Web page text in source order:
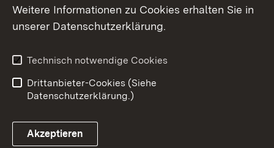
Erklärung zur
Benutzungshinweise
Weitere Informationen zu Cookies erhalten Sie in
unserer Datenschutzerklärung.
Technisch notwendige Cookies
Drittanbieter-Cookies (Siehe
Datenschutzerklärung.)
Akzeptieren